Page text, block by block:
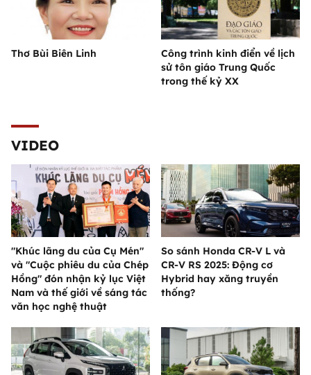
Thơ Bùi Biên Linh
Công trình kinh điển về lịch
sử tôn giáo Trung Quốc
trong thế kỷ XX
VIDEO
"Khúc lãng du của Cụ Mén"
và "Cuộc phiêu du của Chép
Hồng" đón nhận kỷ lục Việt
Nam và thế giới về sáng tác
văn học nghệ thuật
So sánh Honda CR-V L và
CR-V RS 2025: Động cơ
Hybrid hay xăng truyền
thống?